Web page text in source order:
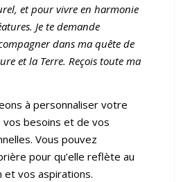
et pour vivre en harmonie
Je te demande
dans ma quête de
et la Terre. Reçois toute ma
à personnaliser votre
besoins et de vos
Vous pouvez
pour qu’elle reflète au
vos aspirations.